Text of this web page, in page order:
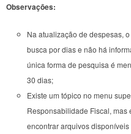
Observações:
Na atualização de despesas,
busca por dias e não há
única forma de pesquisa é
30 dias;
Existe um tópico no menu
Responsabilidade Fiscal, mas
encontrar arquivos